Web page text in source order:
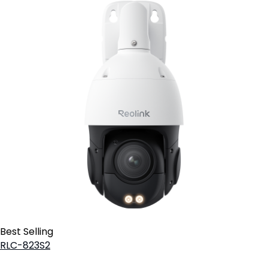
Best Selling
RLC-823S2